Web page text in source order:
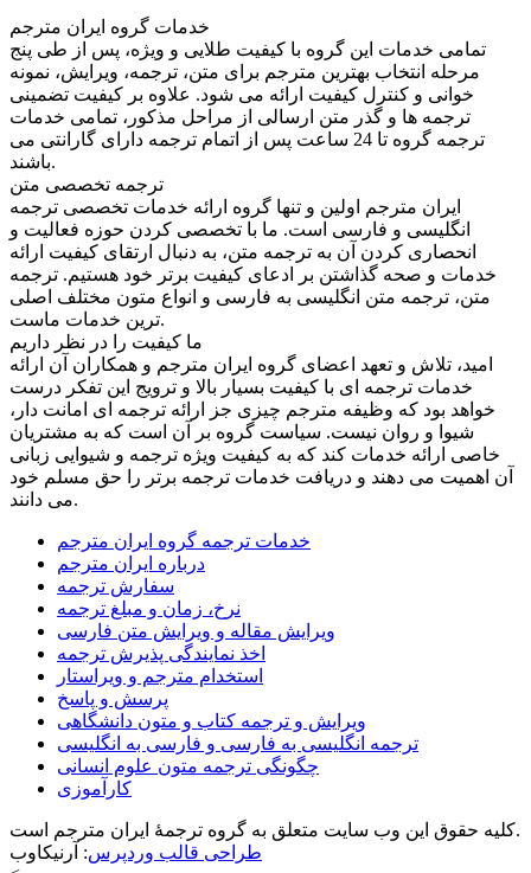
خدمات گروه ایران مترجم
تمامی خدمات این گروه با کیفیت طلایی و ویژه، پس از طی پنج
مرحله انتخاب بهترین مترجم برای متن، ترجمه، ویرایش، نمونه
خوانی و کنترل کیفیت ارائه می شود. علاوه بر کیفیت تضمینی
ترجمه ها و گذر متن ارسالی از مراحل مذکور، تمامی خدمات
ترجمه گروه تا 24 ساعت پس از اتمام ترجمه دارای گارانتی می
باشند.
ترجمه تخصصی متن
ایران مترجم اولین و تنها گروه ارائه خدمات تخصصی ترجمه
انگلیسی و فارسی است. ما با تخصصی کردن حوزه فعالیت و
انحصاری کردن آن به ترجمه متن، به دنبال ارتقای کیفیت ارائه
خدمات و صحه گذاشتن بر ادعای کیفیت برتر خود هستیم. ترجمه
متن، ترجمه متن انگلیسی به فارسی و انواع متون مختلف اصلی
ترین خدمات ماست.
ما کیفیت را در نظر داریم
امید، تلاش و تعهد اعضای گروه ایران مترجم و همکاران آن ارائه
خدمات ترجمه ای با کیفیت بسیار بالا و ترویج این تفکر درست
خواهد بود که وظیفه مترجم چیزی جز ارائه ترجمه ای امانت دار،
شیوا و روان نیست. سیاست گروه بر آن است که به مشتریان
خاصی ارائه خدمات کند که به کیفیت ویژه ترجمه و شیوایی زبانی
آن اهمیت می دهند و دریافت خدمات ترجمه برتر را حق مسلم خود
می دانند.
خدمات ترجمه گروه ایران مترجم
درباره ایران مترجم
سفارش ترجمه
نرخ، زمان و مبلغ ترجمه
ویرایش مقاله و ویرایش متن فارسی
اخذ نمایندگی پذیرش ترجمه
استخدام مترجم و ویراستار
پرسش و پاسخ
ویرایش و ترجمه کتاب و متون دانشگاهی
ترجمه انگلیسی به فارسی و فارسی به انگلیسی
چگونگی ترجمه متون علوم انسانی
کارآموزی
کلیه حقوق این وب سایت متعلق به گروه ترجمۀ ایران مترجم است.
طراحی قالب وردپرس: آرنیکاوب